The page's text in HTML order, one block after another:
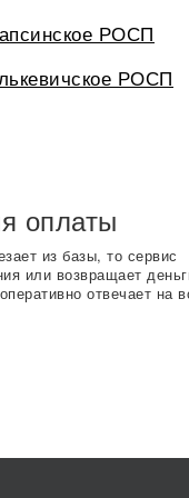
РОСП
РОСП
оплаты
из базы, то сервис
или возвращает
отвечает на